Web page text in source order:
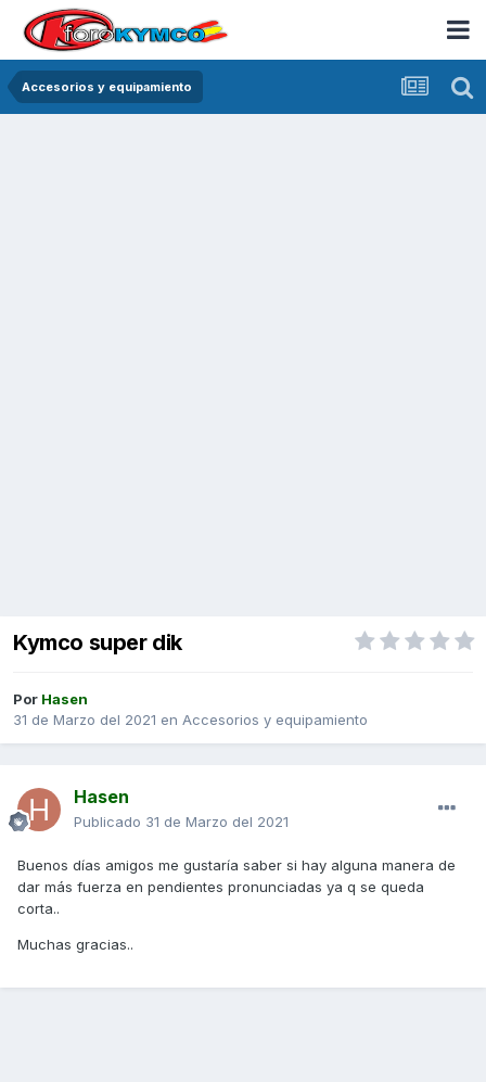
Accesorios y equipamiento
Kymco super dik
Por Hasen
31 de Marzo del 2021 en Accesorios y equipamiento
Hasen
Publicado 31 de Marzo del 2021
Buenos días amigos me gustaría saber si hay alguna manera de
dar más fuerza en pendientes pronunciadas ya q se queda
corta..
Muchas gracias..